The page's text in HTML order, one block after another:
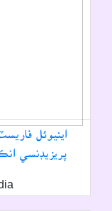
اينيوئل
پريزيڊنسي انڪلوڊنگ